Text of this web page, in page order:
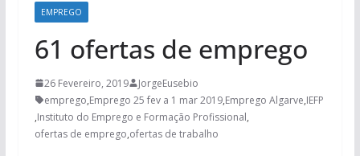
EMPREGO
61 ofertas de emprego
26 Fevereiro, 2019
JorgeEusebio
emprego,Emprego 25 fev a 1 mar 2019,Emprego Algarve,IEFP
,Instituto do Emprego e Formação Profissional,
ofertas de emprego,ofertas de trabalho